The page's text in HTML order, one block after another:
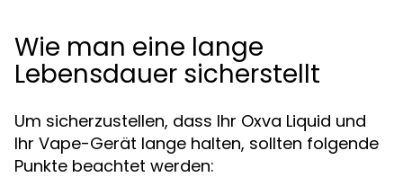
Wie man eine lange
Lebensdauer sicherstellt
Um sicherzustellen, dass Ihr Oxva Liquid und
Ihr Vape-Gerät lange halten, sollten folgende
Punkte beachtet werden: